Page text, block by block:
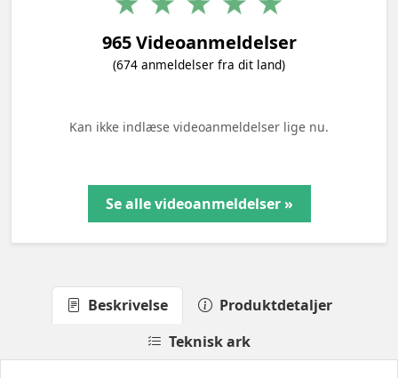
965 Videoanmeldelser
(674 anmeldelser fra dit land)
Kan ikke indlæse videoanmeldelser lige nu.
Se alle videoanmeldelser »
Beskrivelse
Produktdetaljer
Teknisk ark